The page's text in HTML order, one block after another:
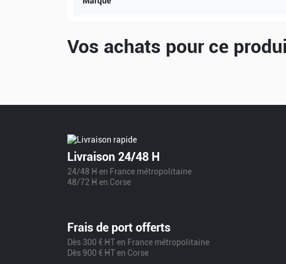
Vos achats pour ce
Livraison 24/48 H
24/48 H en France métropolitaine
48/72 H en Corse
Frais de port offerts
Dès 300 € HT en France métropolitaine
Dès 900 € HT en Corse